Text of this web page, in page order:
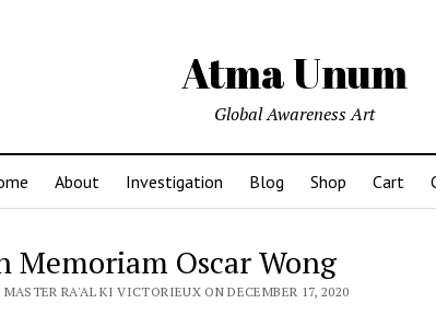
Atma Unum
Global Awareness Art
About Investigation Blog Shop Cart
Memoriam Oscar Wong
MASTER RA'AL KI VICTORIEUX ON DECEMBER 17, 2020